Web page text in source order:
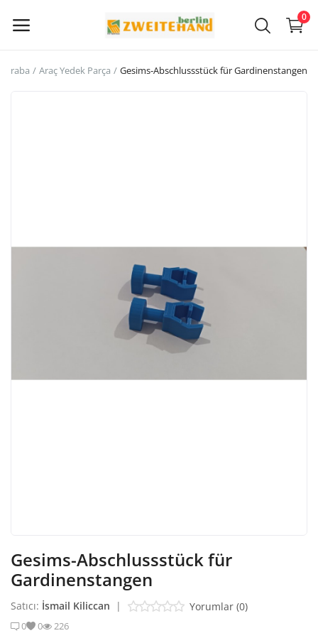
0
Kayıt Ol
araba Araç Yedek Parça Gesims-Abschlussstück für Gardinenstangen
Gesims-Abschlussstück für
Gardinenstangen
Satıcı: İsmail Kiliccan | Yorumlar (0)
0 0 226